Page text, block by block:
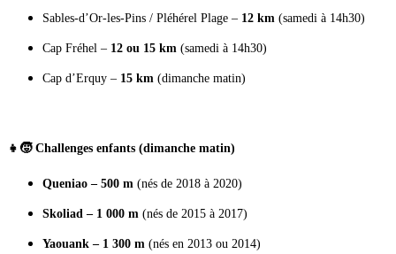
Sables-d’Or-les-Pins / Pléhérel Plage – 12 km (samedi à 14h30)
Cap Fréhel – 12 ou 15 km (samedi à 14h30)
Cap d’Erquy – 15 km (dimanche matin)
👧🧒 Challenges enfants (dimanche matin)
Queniao – 500 m (nés de 2018 à 2020)
Skoliad – 1 000 m (nés de 2015 à 2017)
Yaouank – 1 300 m (nés en 2013 ou 2014)